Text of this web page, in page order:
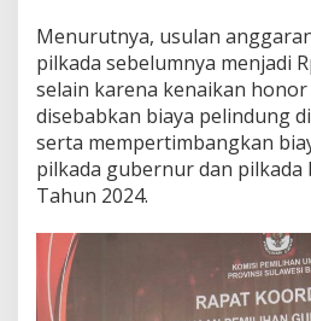
Menurutnya, usulan
pilkada sebelumnya menjadi
selain karena kenaikan
disebabkan biaya pelindung
serta mempertimbangkan
pilkada gubernur dan pilkada
Tahun 2024.